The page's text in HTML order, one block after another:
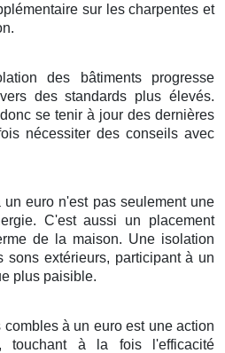
sur les charpentes et
des bâtiments progresse
des standards plus élevés.
se tenir à jour des dernières
nécessiter des conseils avec
euro n'est pas seulement une
C'est aussi un placement
de la maison. Une isolation
sons extérieurs, participant à un
plus paisible.
à un euro est une action
touchant à la fois l'efficacité